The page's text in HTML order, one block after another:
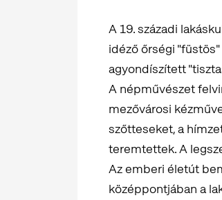
A 19. századi
idéző őrségi
agyondíszített
A népművészet
mezővárosi
szőtteseket, a
teremtettek. A
Az emberi életút
középpontjában a